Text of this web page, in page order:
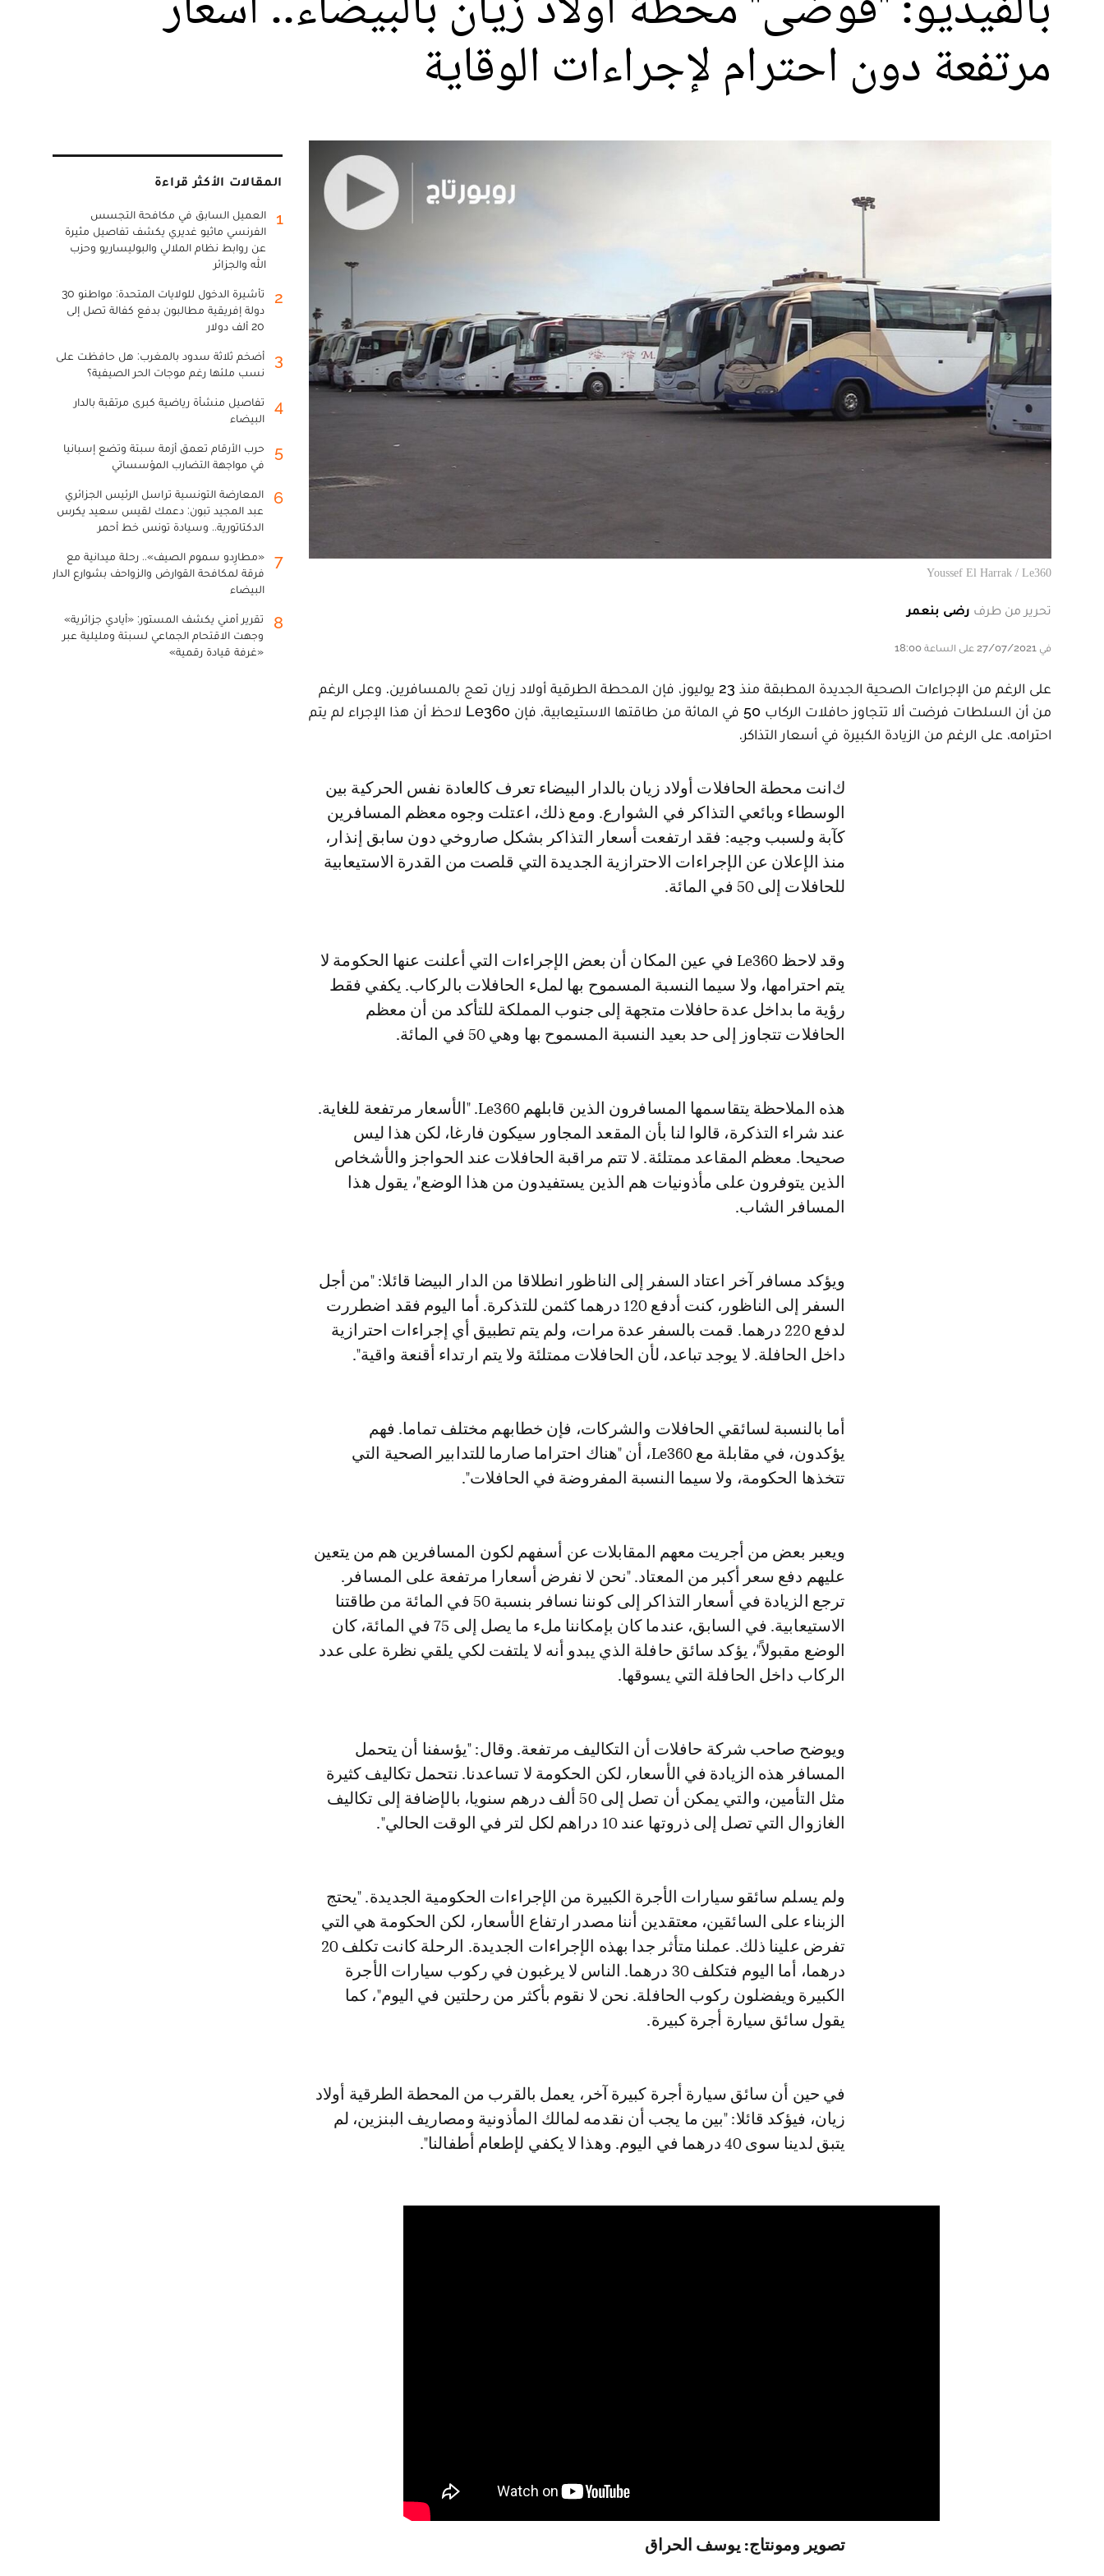
مرتفعة دون احترام لإجراءات الوقاية
Youssef El Harrak / Le360
تحرير من طرف رضى بنعمر
في 27/07/2021 على الساعة 18:00
على الرغم من الإجراءات الصحية الجديدة المطبقة منذ 23 يوليوز، فإن المحطة الطرقية أولاد زيان تعج بالمسافرين. وعلى الرغم
من أن السلطات فرضت ألا تتجاوز حافلات الركاب 50 في المائة من طاقتها الاستيعابية، فإن Le360 لاحظ أن هذا الإجراء لم يتم
احترامه، على الرغم من الزيادة الكبيرة في أسعار التذاكر.
كانت محطة الحافلات أولاد زيان بالدار البيضاء تعرف كالعادة نفس الحركية بين
الوسطاء وبائعي التذاكر في الشوارع. ومع ذلك، اعتلت وجوه معظم المسافرين
كآبة ولسبب وجيه: فقد ارتفعت أسعار التذاكر بشكل صاروخي دون سابق إنذار،
منذ الإعلان عن الإجراءات الاحترازية الجديدة التي قلصت من القدرة الاستيعابية
للحافلات إلى 50 في المائة.
وقد لاحظ Le360 في عين المكان أن بعض الإجراءات التي أعلنت عنها الحكومة لا
يتم احترامها، ولا سيما النسبة المسموح بها لملء الحافلات بالركاب. يكفي فقط
رؤية ما بداخل عدة حافلات متجهة إلى جنوب المملكة للتأكد من أن معظم
الحافلات تتجاوز إلى حد بعيد النسبة المسموح بها وهي 50 في المائة.
هذه الملاحظة يتقاسمها المسافرون الذين قابلهم Le360. "الأسعار مرتفعة للغاية.
عند شراء التذكرة، قالوا لنا بأن المقعد المجاور سيكون فارغا، لكن هذا ليس
صحيحا. معظم المقاعد ممتلئة. لا تتم مراقبة الحافلات عند الحواجز والأشخاص
الذين يتوفرون على مأذونيات هم الذين يستفيدون من هذا الوضع"، يقول هذا
المسافر الشاب.
ويؤكد مسافر آخر اعتاد السفر إلى الناظور انطلاقا من الدار البيضا قائلا: "من أجل
السفر إلى الناظور، كنت أدفع 120 درهما كثمن للتذكرة. أما اليوم فقد اضطررت
لدفع 220 درهما. قمت بالسفر عدة مرات، ولم يتم تطبيق أي إجراءات احترازية
داخل الحافلة. لا يوجد تباعد، لأن الحافلات ممتلئة ولا يتم ارتداء أقنعة واقية".
أما بالنسبة لسائقي الحافلات والشركات، فإن خطابهم مختلف تماما. فهم
يؤكدون، في مقابلة مع Le360، أن "هناك احتراما صارما للتدابير الصحية التي
تتخذها الحكومة، ولا سيما النسبة المفروضة في الحافلات".
ويعبر بعض من أجريت معهم المقابلات عن أسفهم لكون المسافرين هم من يتعين
عليهم دفع سعر أكبر من المعتاد. "نحن لا نفرض أسعارا مرتفعة على المسافر.
ترجع الزيادة في أسعار التذاكر إلى كوننا نسافر بنسبة 50 في المائة من طاقتنا
الاستيعابية. في السابق، عندما كان بإمكاننا ملء ما يصل إلى 75 في المائة، كان
الوضع مقبولاً"، يؤكد سائق حافلة الذي يبدو أنه لا يلتفت لكي يلقي نظرة على عدد
الركاب داخل الحافلة التي يسوقها.
ويوضح صاحب شركة حافلات أن التكاليف مرتفعة. وقال: "يؤسفنا أن يتحمل
المسافر هذه الزيادة في الأسعار، لكن الحكومة لا تساعدنا. نتحمل تكاليف كثيرة
مثل التأمين، والتي يمكن أن تصل إلى 50 ألف درهم سنويا، بالإضافة إلى تكاليف
الغازوال التي تصل إلى ذروتها عند 10 دراهم لكل لتر في الوقت الحالي".
ولم يسلم سائقو سيارات الأجرة الكبيرة من الإجراءات الحكومية الجديدة. "يحتج
الزبناء على السائقين، معتقدين أننا مصدر ارتفاع الأسعار، لكن الحكومة هي التي
تفرض علينا ذلك. عملنا متأثر جدا بهذه الإجراءات الجديدة. الرحلة كانت تكلف 20
درهما، أما اليوم فتكلف 30 درهما. الناس لا يرغبون في ركوب سيارات الأجرة
الكبيرة ويفضلون ركوب الحافلة. نحن لا نقوم بأكثر من رحلتين في اليوم"، كما
يقول سائق سيارة أجرة كبيرة.
في حين أن سائق سيارة أجرة كبيرة آخر، يعمل بالقرب من المحطة الطرقية أولاد
زيان، فيؤكد قائلا: "بين ما يجب أن نقدمه لمالك المأذونية ومصاريف البنزين، لم
يتبق لدينا سوى 40 درهما في اليوم. وهذا لا يكفي لإطعام أطفالنا".
تصوير ومونتاج: يوسف الحراق
المقالات الأكثر قراءة
1
العميل السابق في مكافحة التجسس
الفرنسي ماثيو غديري يكشف تفاصيل مثيرة
عن روابط نظام الملالي والبوليساريو وحزب
الله والجزائر
2
تأشيرة الدخول للولايات المتحدة: مواطنو 30
دولة إفريقية مطالبون بدفع كفالة تصل إلى
20 ألف دولار
3
أضخم ثلاثة سدود بالمغرب: هل حافظت على
نسب ملئها رغم موجات الحر الصيفية؟
4
تفاصيل منشأة رياضية كبرى مرتقبة بالدار
البيضاء
5
حرب الأرقام تعمق أزمة سبتة وتضع إسبانيا
في مواجهة التضارب المؤسساتي
6
المعارضة التونسية تراسل الرئيس الجزائري
عبد المجيد تبون: دعمك لقيس سعيد يكرس
الدكتاتورية.. وسيادة تونس خط أحمر
7
«مطارِدو سموم الصيف».. رحلة ميدانية مع
فرقة لمكافحة القوارض والزواحف بشوارع الدار
البيضاء
8
تقرير أمني يكشف المستور: «أيادي جزائرية»
وجهت الاقتحام الجماعي لسبتة ومليلية عبر
«غرفة قيادة رقمية»